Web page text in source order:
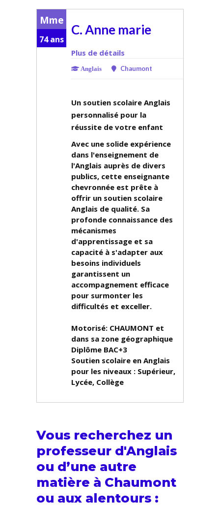
Mme
74 ans
C. Anne marie
Plus de détails
Anglais Chaumont
Un soutien scolaire Anglais
personnalisé pour la
réussite de votre enfant
Avec une solide expérience
dans l'enseignement de
l'Anglais auprès de divers
publics, cette enseignante
chevronnée est prête à
offrir un soutien scolaire
Anglais de qualité. Sa
profonde connaissance des
mécanismes
d'apprentissage et sa
capacité à s'adapter aux
besoins individuels
garantissent un
accompagnement efficace
pour surmonter les
difficultés et exceller.
Motorisé: CHAUMONT et
dans sa zone géographique
Diplôme BAC+3
Soutien scolaire en Anglais
pour les niveaux : Supérieur,
Lycée, Collège
Vous recherchez un
professeur d'Anglais
ou d’une autre
matière à Chaumont
ou aux alentours :